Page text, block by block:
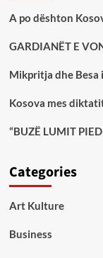
A po dështon
GARDIANËT E
Mikpritja dhe
Kosova mes
“BUZË LUMIT
Categories
Art Kulture
Business